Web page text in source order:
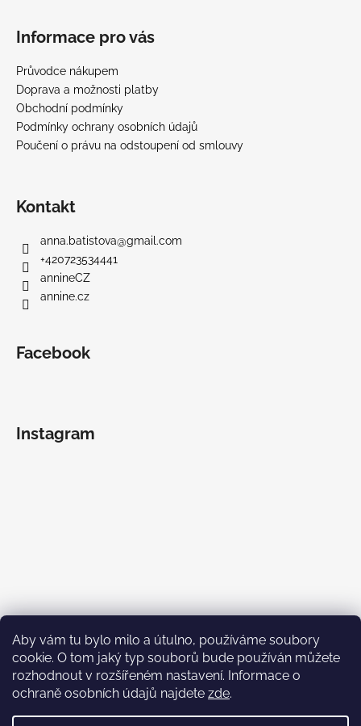
Aby vám tu bylo milo a útulno, používáme soubory
cookie. O tom jaký typ souborů bude používán můžete
rozhodnout v rozšířeném nastavení. Informace o
ochraně osobních údajů najdete zde.
Informace pro vás
Průvodce nákupem
Doprava a možnosti platby
Obchodní podmínky
Podmínky ochrany osobních údajů
Poučení o právu na odstoupení od smlouvy
Kontakt
anna.batistova@gmail.com
+420723534441
annineCZ
annine.cz
Facebook
Instagram